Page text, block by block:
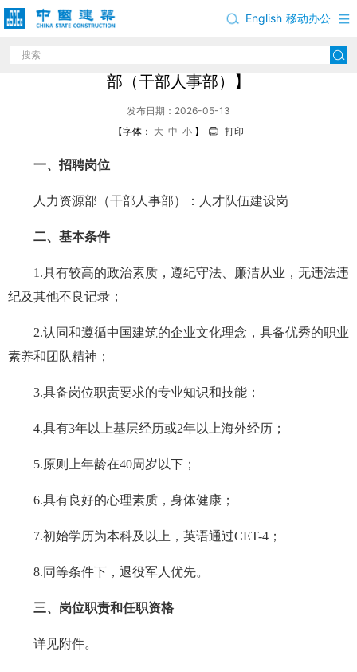
移动办公
English
中国建筑股份有限公司岗位招聘公告【人力资源
部（干部人事部）】
发布日期：2026-05-13
【字体： 大 中 小 】 打印
一、招聘岗位
人力资源部（干部人事部）：人才队伍建设岗
二、基本条件
1.具有较高的政治素质，遵纪守法、廉洁从业，无违法违
纪及其他不良记录；
2.认同和遵循中国建筑的企业文化理念，具备优秀的职业
素养和团队精神；
3.具备岗位职责要求的专业知识和技能；
4.具有3年以上基层经历或2年以上海外经历；
5.原则上年龄在40周岁以下；
6.具有良好的心理素质，身体健康；
7.初始学历为本科及以上，英语通过CET-4；
8.同等条件下，退役军人优先。
三、岗位职责和任职资格
详见附件。